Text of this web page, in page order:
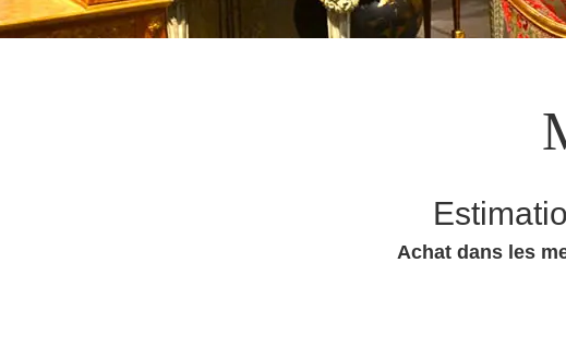
Achat dans les